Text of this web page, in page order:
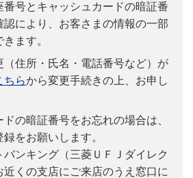
番号とキャッシュカードの暗証番
認により、お客さまの情報の一部
ます。
（住所・氏名・電話番号など）が
ちらから変更手続きの上、お申し
の暗証番号をお忘れの場合は、
をお願いします。
バンキング（三菱ＵＦＪダイレク
近くの支店にご来店のうえ窓口に